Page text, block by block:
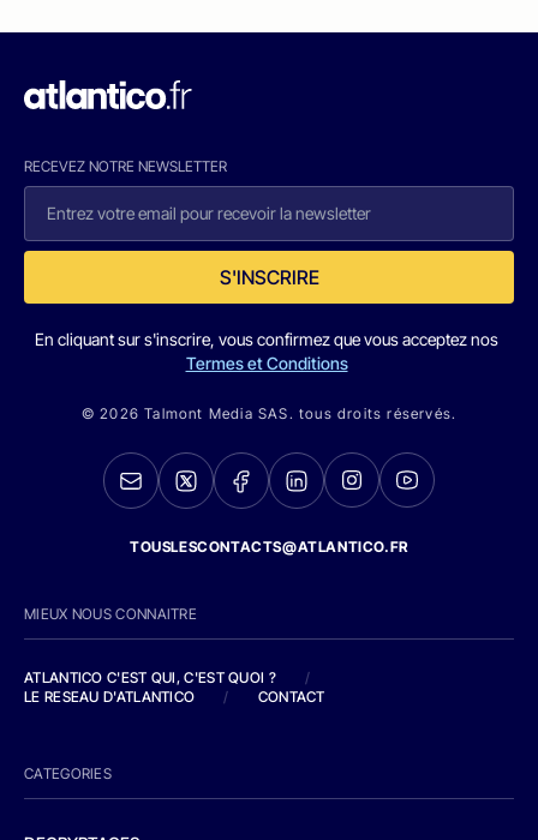
RECEVEZ NOTRE NEWSLETTER
S'INSCRIRE
En cliquant sur s'inscrire, vous confirmez que vous acceptez nos
Termes et Conditions
© 2026 Talmont Media SAS. tous droits réservés.
TOUSLESCONTACTS@ATLANTICO.FR
MIEUX NOUS CONNAITRE
ATLANTICO C'EST QUI, C'EST QUOI ?
/
LE RESEAU D'ATLANTICO
/ CONTACT
CATEGORIES